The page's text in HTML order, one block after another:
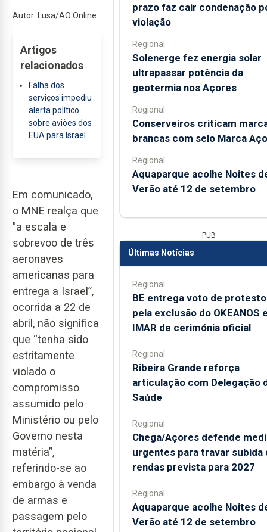
Autor: Lusa/AO Online
Artigos
relacionados
Falha dos
serviços impediu
alerta político
sobre aviões dos
EUA para Israel
Em comunicado,
o MNE realça que
"a escala e
sobrevoo de três
aeronaves
americanas para
entrega a Israel”,
ocorrida a 22 de
abril, não significa
que “tenha sido
estritamente
violado o
compromisso
assumido pelo
Ministério ou pelo
Governo nesta
matéria”,
referindo-se ao
embargo à venda
de armas e
passagem pelo
prazo faz cair condenação
violação
Regional
Solenerge fez energia solar
ultrapassar potência da
geotermia nos Açores
Regional
Conserveiros criticam
brancas com selo Marca
Regional
Aquaparque acolhe Noites
Verão até 12 de setembro
PUB
Últimas Notícias
Regional
BE entrega voto de protesto
pela exclusão do OKEANOS
IMAR de cerimónia oficial
Regional
Ribeira Grande reforça
articulação com Delegação
Saúde
Regional
Chega/Açores defende
urgentes para travar subida
rendas prevista para 2027
Regional
Aquaparque acolhe Noites
Verão até 12 de setembro